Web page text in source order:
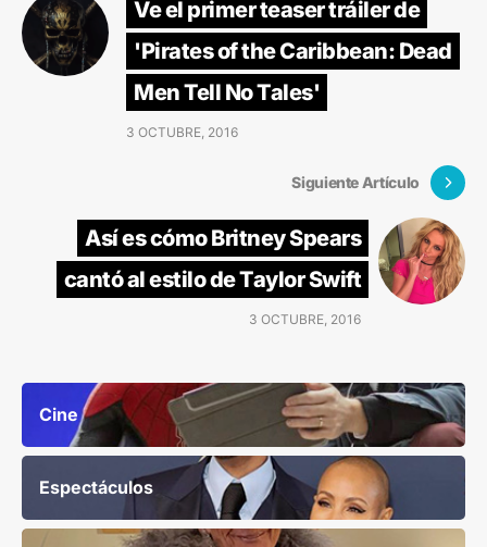
Ve el primer teaser tráiler de
'Pirates of the Caribbean: Dead
Men Tell No Tales'
3 OCTUBRE, 2016
Siguiente Artículo
Así es cómo Britney Spears
cantó al estilo de Taylor Swift
3 OCTUBRE, 2016
Cine
Espectáculos